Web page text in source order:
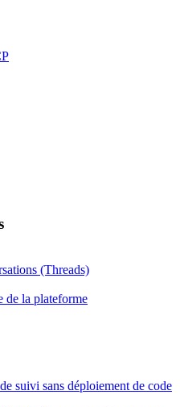
(Threads)
de la plateforme
suivi sans déploiement de code